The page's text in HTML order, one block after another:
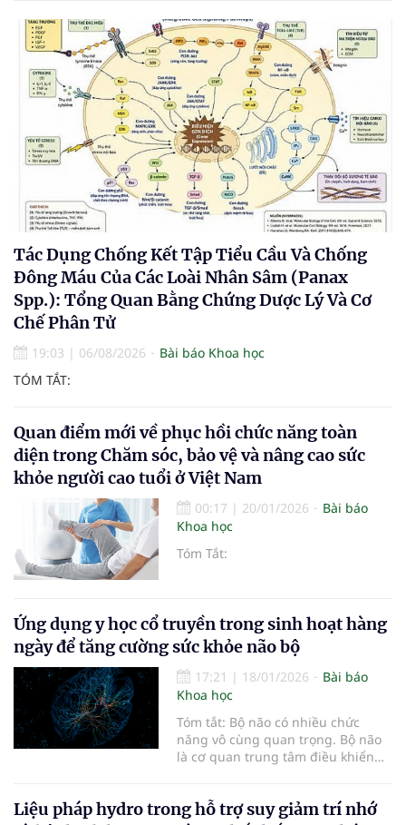
Tác Dụng Chống Kết Tập Tiểu Cầu Và Chống
Đông Máu Của Các Loài Nhân Sâm (Panax
Spp.): Tổng Quan Bằng Chứng Dược Lý Và Cơ
Chế Phân Tử
19:03 | 06/08/2026
Bài báo Khoa học
TÓM TẮT:
Quan điểm mới về phục hồi chức năng toàn
diện trong Chăm sóc, bảo vệ và nâng cao sức
khỏe người cao tuổi ở Việt Nam
00:17 | 20/01/2026
Bài báo
Khoa học
Tóm Tắt:
Ứng dụng y học cổ truyền trong sinh hoạt hàng
ngày để tăng cường sức khỏe não bộ
17:21 | 18/01/2026
Bài báo
Khoa học
Tóm tắt: Bộ não có nhiều chức
năng vô cùng quan trọng. Bộ não
là cơ quan trung tâm điều khiển
hành động, cảm xúc, tư duy, đến
Liệu pháp hydro trong hỗ trợ suy giảm trí nhớ